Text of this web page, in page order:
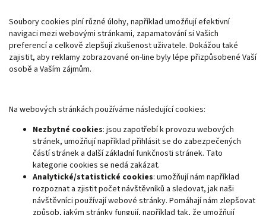
Soubory cookies plní různé úlohy, například umožňují efektivní
navigaci mezi webovými stránkami, zapamatování si Vašich
preferencí a celkově zlepšují zkušenost uživatele. Dokážou také
zajistit, aby reklamy zobrazované on-line byly lépe přizpůsobené Vaší
osobě a Vaším zájmům.
Na webových stránkách používáme následující cookies:
Nezbytné cookies: jsou zapotřebí k provozu webových
stránek, umožňují například přihlásit se do zabezpečených
částí stránek a další základní funkčnosti stránek. Tato
kategorie cookies se nedá zakázat.
Analytické/statistické cookies: umožňují nám například
rozpoznat a zjistit počet návštěvníků a sledovat, jak naši
návštěvníci používají webové stránky. Pomáhají nám zlepšovat